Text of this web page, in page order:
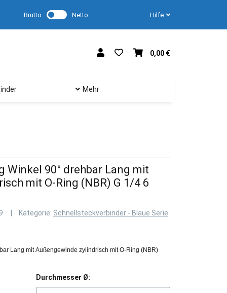
Brutto Netto Hilfe
0,00 €
Mehr
Winkel 90° drehbar Lang mit
mit O-Ring (NBR) G 1/4 6
Kategorie: Schnellsteckverbinder - Blaue Serie
Lang mit Außengewinde zylindrisch mit O-Ring (NBR)
Durchmesser Ø: